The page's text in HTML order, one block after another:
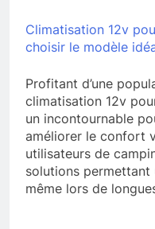
Climatisation 12v
choisir le modèle
Profitant d’une
climatisation 12v
un incontournable
améliorer le confort
utilisateurs de
solutions
même lors de